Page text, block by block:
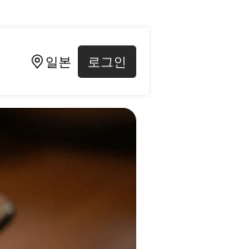
일본 로그인